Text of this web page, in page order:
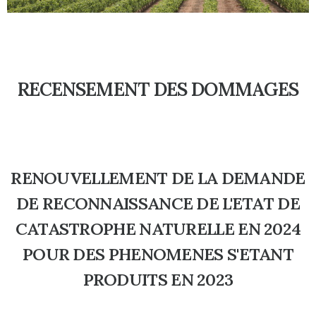
RECENSEMENT DES DOMMAGES
RENOUVELLEMENT DE LA DEMANDE
DE RECONNAISSANCE DE L'ETAT DE
CATASTROPHE NATURELLE EN 2024
POUR DES PHENOMENES S'ETANT
PRODUITS EN 2023